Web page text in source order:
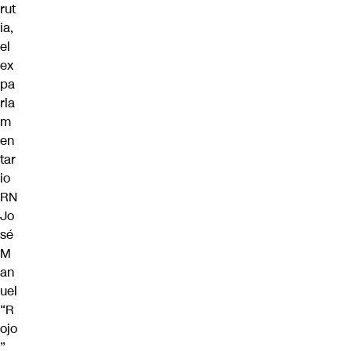
rut
ia,
el
ex
pa
rla
m
en
tar
io
RN
Jo
sé
M
an
uel
“R
ojo
”